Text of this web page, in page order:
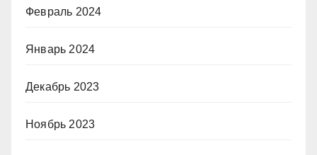
Февраль 2024
Январь 2024
Декабрь 2023
Ноябрь 2023